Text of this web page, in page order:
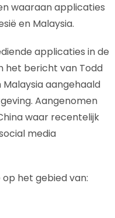
waaraan applicaties
en Malaysia.
applicaties in de
het bericht van Todd
Malaysia aangehaald
Aangenomen
waar recentelijk
media
het gebied van: